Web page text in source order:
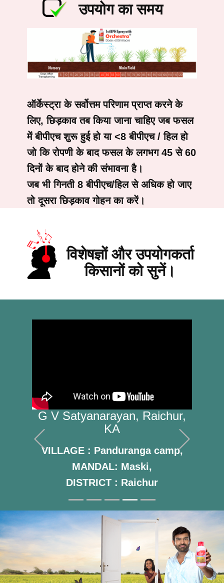
उपयोग का समय
ऑर्केस्ट्रा के सर्वोत्तम परिणाम प्राप्त करने के
लिए, छिड़काव तब किया जाना चाहिए जब फसल
में बीपीएच शुरू हुई हो या <8 बीपीएच / हिल हो
जो कि रोपणी के बाद फसल के लगभग 45 से 60
दिनों के बाद होने की संभावना है।
जब भी गिनती 8 बीपीएच/हिल से अधिक हो जाए
तो दूसरा छिड़काव गोहन का करें।
विशेषज्ञों और उपयोगकर्ता
किसानों को सुनें।
G V Satyanarayan, Raichur,
KA
VILLAGE : Panduranga camp,
MANDAL: Maski,
DISTRICT : Raichur